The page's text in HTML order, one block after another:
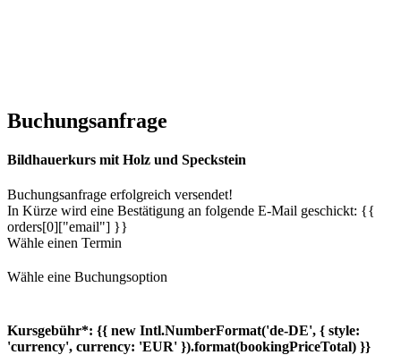
Buchungsanfrage
Bildhauerkurs mit Holz und Speckstein
Buchungsanfrage erfolgreich versendet!
In Kürze wird eine Bestätigung an folgende E-Mail geschickt: {{
orders[0]["email"] }}
Wähle einen Termin
Wähle eine Buchungsoption
Kursgebühr*: {{ new Intl.NumberFormat('de-DE', { style:
'currency', currency: 'EUR' }).format(bookingPriceTotal) }}